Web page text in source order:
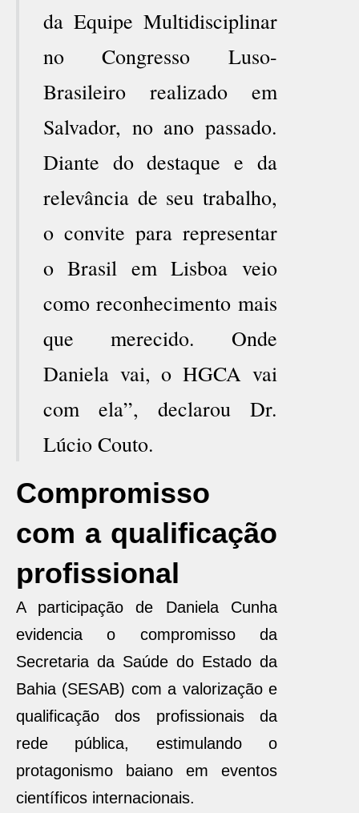
da Equipe Multidisciplinar
no Congresso Luso-
Brasileiro realizado em
Salvador, no ano passado.
Diante do destaque e da
relevância de seu trabalho,
o convite para representar
o Brasil em Lisboa veio
como reconhecimento mais
que merecido. Onde
Daniela vai, o HGCA vai
com ela”, declarou Dr.
Lúcio Couto.
Compromisso
com a qualificação
profissional
A participação de Daniela Cunha
evidencia o compromisso da
Secretaria da Saúde do Estado da
Bahia (SESAB) com a valorização e
qualificação dos profissionais da
rede pública, estimulando o
protagonismo baiano em eventos
científicos internacionais.